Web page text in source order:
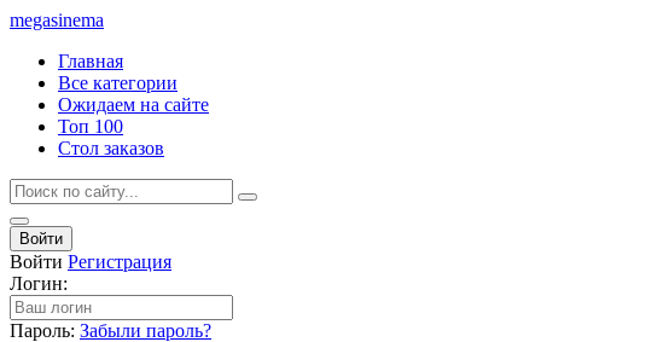
megasinema
Главная
Все категории
Ожидаем на сайте
Топ 100
Стол заказов
Войти
Войти Регистрация
Логин:
Пароль: Забыли пароль?